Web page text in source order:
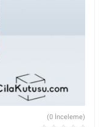
(0 İnceleme)